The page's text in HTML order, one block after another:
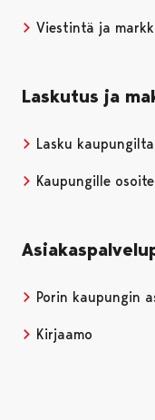
Viestintä ja
Laskutus ja
Lasku kaupungilta
Kaupungille
Porin kaupungin
Kirjaamo